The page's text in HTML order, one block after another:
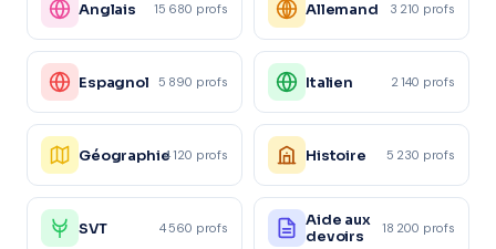
Anglais 15 680 profs Allemand 3 210 profs
Espagnol 5 890 profs Italien 2 140 profs
Géographie4 120 profs Histoire 5 230 profs
SVT 4 560 profs
Aide aux
devoirs
18 200 profs